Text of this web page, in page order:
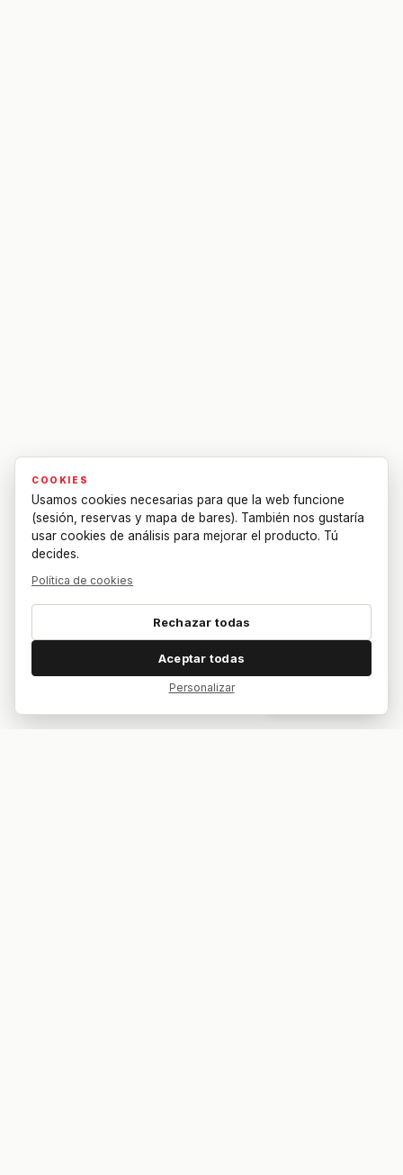
COOKIES
Usamos cookies necesarias para que la web funcione
(sesión, reservas y mapa de bares). También nos gustaría
usar cookies de análisis para mejorar el producto. Tú
decides.
Política de cookies
Rechazar todas
Aceptar todas
Personalizar